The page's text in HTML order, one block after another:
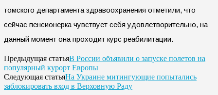
томского департамента здравоохранения отметили, что
сейчас пенсионерка чувствует себя удовлетворительно, на
данный момент она проходит курс реабилитации.
Предыдущая статьяВ России объявили о запуске полетов на
популярный курорт Европы
Следующая статьяНа Украине митингующие попытались
заблокировать вход в Верховную Раду